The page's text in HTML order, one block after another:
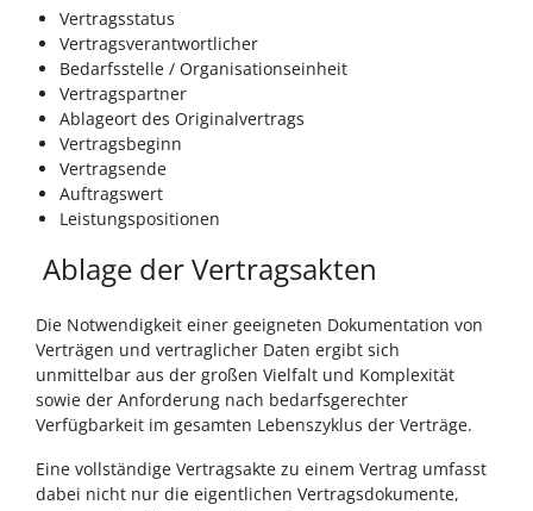
Vertragsstatus
Vertragsverantwortlicher
Bedarfsstelle / Organisationseinheit
Vertragspartner
Ablageort des Originalvertrags
Vertragsbeginn
Vertragsende
Auftragswert
Leistungspositionen
Ablage der Vertragsakten
Die Notwendigkeit einer geeigneten Dokumentation von
Verträgen und vertraglicher Daten ergibt sich
unmittelbar aus der großen Vielfalt und Komplexität
sowie der Anforderung nach bedarfsgerechter
Verfügbarkeit im gesamten Lebenszyklus der Verträge.
Eine vollständige Vertragsakte zu einem Vertrag umfasst
dabei nicht nur die eigentlichen Vertragsdokumente,